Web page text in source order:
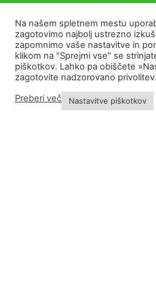
Sodelujte s
KONTAKTIRAJ
Na našem spletnem mestu
zagotovimo najbolj ustrezno
zapomnimo vaše nastavitve in
klikom na "Sprejmi vse" se
piškotkov. Lahko pa obiščete
zagotovite nadzorovano privolitev.
Preberi več
Nastavitve piškotkov